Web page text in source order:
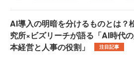
AI導入の明暗を分けるものとは？
究所×ビズリーチが語る「AI時代
本経営と人事の役割」
注目記事